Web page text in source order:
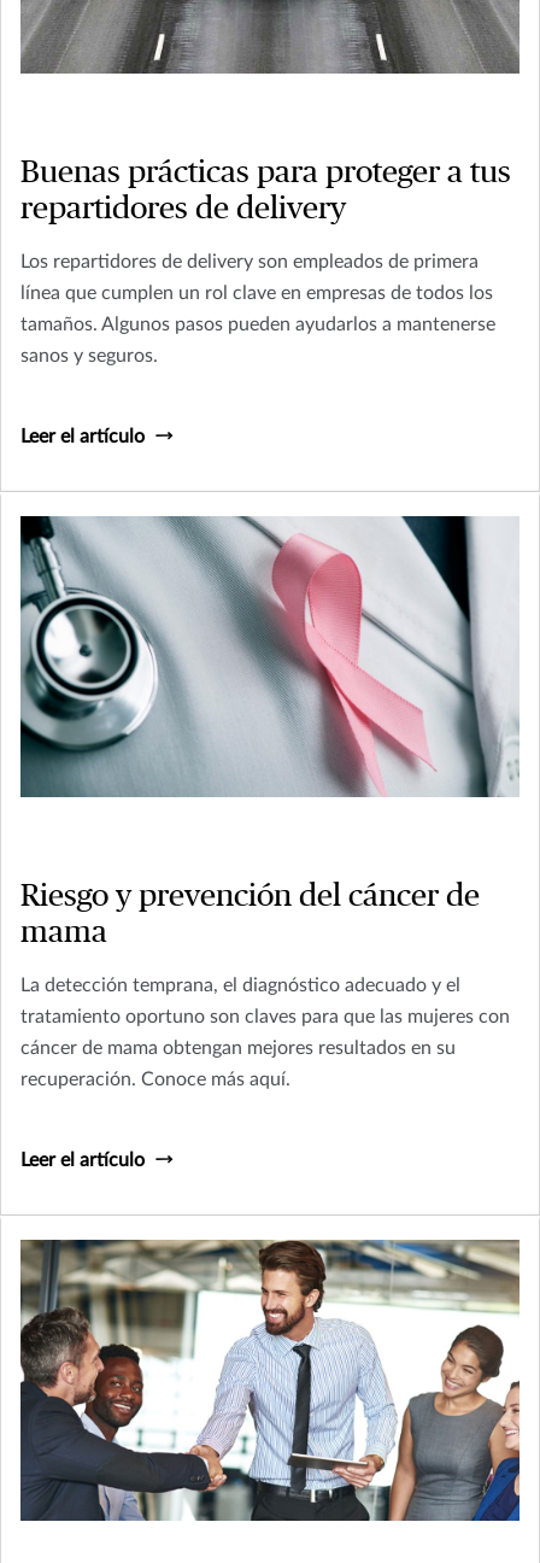
Buenas prácticas para proteger a tus
repartidores de delivery
Los repartidores de delivery son empleados de primera
línea que cumplen un rol clave en empresas de todos los
tamaños. Algunos pasos pueden ayudarlos a mantenerse
sanos y seguros.
Leer el artículo
Riesgo y prevención del cáncer de
mama
La detección temprana, el diagnóstico adecuado y el
tratamiento oportuno son claves para que las mujeres con
cáncer de mama obtengan mejores resultados en su
recuperación. Conoce más aquí.
Leer el artículo